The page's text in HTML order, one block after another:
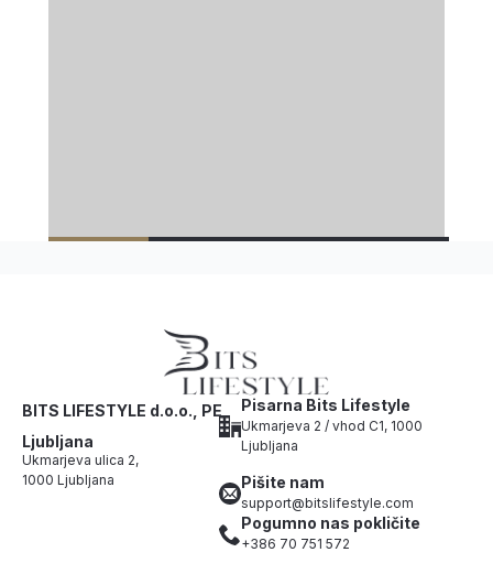
BITS LIFESTYLE d.o.o., PE
Ljubljana
Ukmarjeva ulica 2,
1000 Ljubljana
Pisarna Bits Lifestyle
Ukmarjeva 2 / vhod C1, 1000
Ljubljana
Pišite nam
support@bitslifestyle.com
Pogumno nas pokličite
+386 70 751 572